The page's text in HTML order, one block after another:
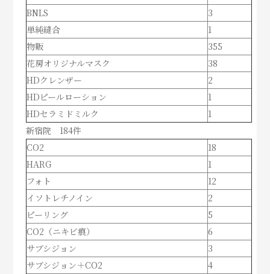
BNLS
3
単純縫合
1
物販
355
花房オリジナルマスク
38
HDクレンザー
2
HDピールローション
1
HDセラミドミルク
1
新宿院 184件
CO2
18
HARG
1
フォト
12
イソトレチノイン
2
ピーリング
5
CO2（ニキビ痕）
6
サブシジョン
3
サブシジョン＋CO2
4